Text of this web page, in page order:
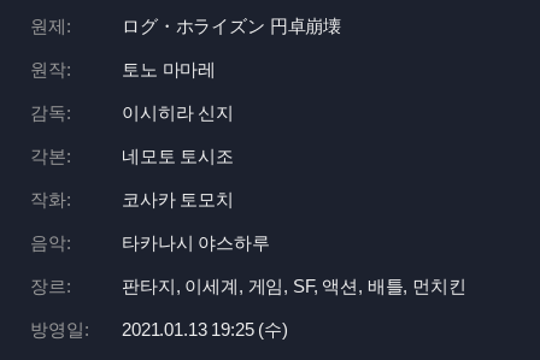
원제: ログ・ホライズン 円卓崩壊
원작: 토노 마마레
감독: 이시히라 신지
각본: 네모토 토시조
작화: 코사카 토모치
음악: 타카나시 야스하루
장르: 판타지, 이세계, 게임, SF, 액션, 배틀, 먼치킨
방영일: 2021.01.13 19:25 (수)